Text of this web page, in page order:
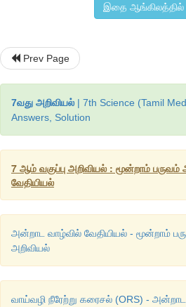
வேண்டும். ஏனெனில் ஒரு நபர்
எனவே, இதற்கு மாற்றாக அவர்
நேரிடும். இவ்வாறு
சளி மற்றும் புளூபோன்ற நோய்களை
இதை ஆங்கிலத்தில்
Prev Page
7வது அறிவியல் | 7th Science (Tamil
Answers, Solution
7 ஆம் வகுப்பு அறிவியல் : மூன்றாம்
வேதியியல்
அன்றாட வாழ்வில் வேதியியல் - மூன்றாம்
அறிவியல்
வாய்வழி நீரேற்று கரைசல் (ORS) -